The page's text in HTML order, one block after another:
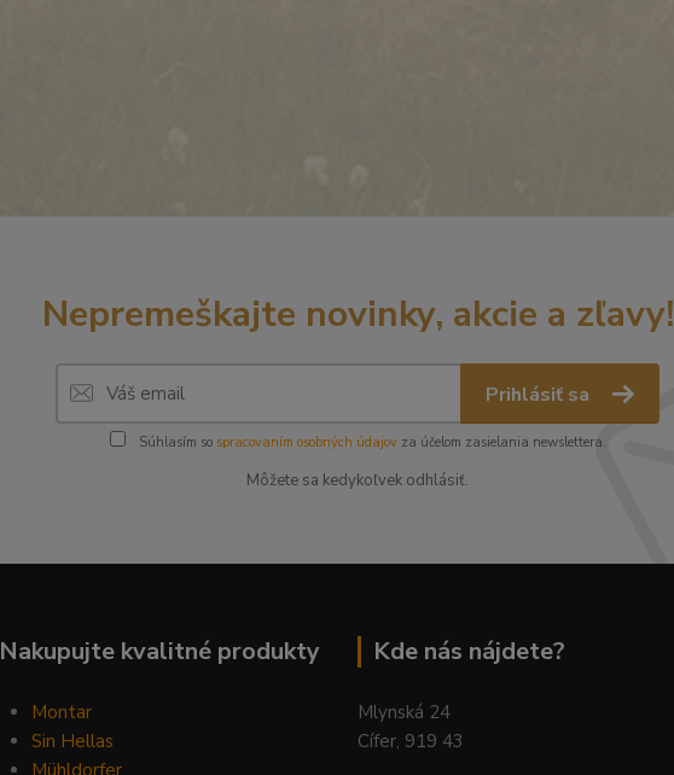
Nepremeškajte novinky, akcie a zľavy!
Prihlásiť sa
Súhlasím so spracovaním osobných údajovza účelom zasielania newslettera.
Môžete sa kedykoľvek odhlásiť.
Nakupujte kvalitné produkty
Montar
Sin Hellas
Mühldorfer
Kde nás nájdete?
Mlynská 24
Cífer, 919 43